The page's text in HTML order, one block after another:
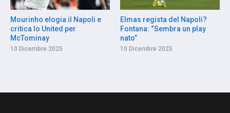
Mourinho elogia il Napoli e
critica lo United per
McTominay
10 Dicembre 2025
Elmas regista del Napoli?
Fontana: “Sembra un play
nato”
10 Dicembre 2025